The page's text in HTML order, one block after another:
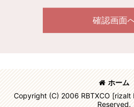
確認画面
ホーム
Copyright (C) 2006 RBTXCO
Reserved.